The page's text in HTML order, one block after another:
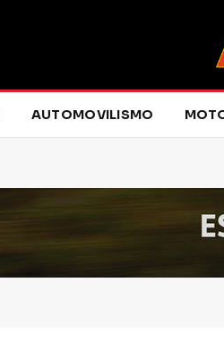
AUTOMOVILISMO